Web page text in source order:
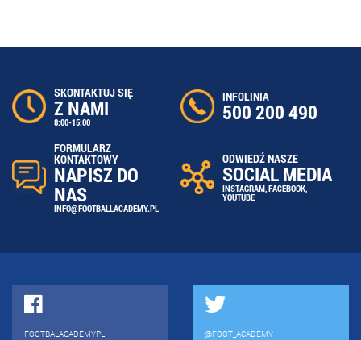
SKONTAKTUJ SIĘ
Z NAMI
8:00-15:00
INFOLINIA
500 200 490
FORMULARZ
KONTAKTOWY
NAPISZ DO
NAS
INFO@FOOTBALLACADEMY.PL
ODWIEDŹ NASZE
SOCIAL MEDIA
INSTAGRAM,FACEBOOK,
YOUTUBE
FOOTBALACADEMYPL @FOOT_ACADEMY